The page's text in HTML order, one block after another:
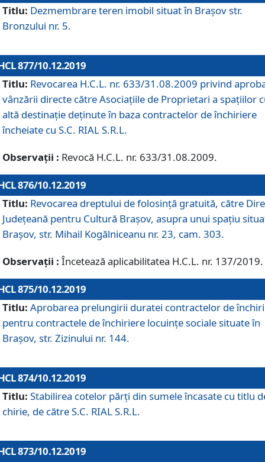
Titlu: Dezmembrare teren imobil situat în Brașov str.
Bronzului nr. 5.
877/10.12.2019
Titlu: Revocarea H.C.L. nr. 633/31.08.2009 privind
vânzării directe către Asociațiile de Proprietari a spațiilor
altă destinație deținute în baza contractelor de închiriere
încheiate cu S.C. RIAL S.R.L.
Observații : Revocă H.C.L. nr. 633/31.08.2009.
876/10.12.2019
Titlu: Revocarea dreptului de folosinţă gratuită, către
Judeţeană pentru Cultură Braşov, asupra unui spaţiu
Braşov, str. Mihail Kogălniceanu nr. 23, cam. 303.
Observații : Încetează aplicabilitatea H.C.L. nr. 137/2019.
875/10.12.2019
Titlu: Aprobarea prelungirii duratei contractelor de
pentru contractele de închiriere locuinţe sociale situate în
Braşov, str. Zizinului nr. 144.
874/10.12.2019
Titlu: Stabilirea cotelor părți din sumele încasate cu titlu
chirie, de către S.C. RIAL S.R.L.
873/10.12.2019